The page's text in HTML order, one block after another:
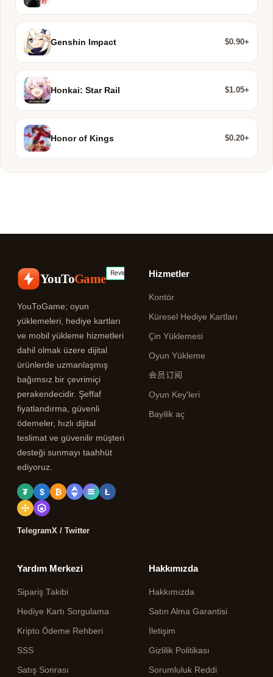
Genshin Impact $0.90+
Honkai: Star Rail $1.05+
Honor of Kings $0.20+
YouToGame
YouToGame; oyun
yüklemeleri, hediye kartları
ve mobil yükleme hizmetleri
dahil olmak üzere dijital
ürünlerde uzmanlaşmış
bağımsız bir çevrimiçi
perakendecidir. Şeffaf
fiyatlandırma, güvenli
ödemeler, hızlı dijital
teslimat ve güvenilir müşteri
desteği sunmayı taahhüt
ediyoruz.
₮ $ ₿ Ł
TelegramX / Twitter
Hizmetler
Kontör
Küresel Hediye Kartları
Çin Yüklemesi
Oyun Yükleme
会员订阅
Oyun Key'leri
Bayilik aç
Yardım Merkezi
Sipariş Takibi
Hediye Kartı Sorgulama
Kripto Ödeme Rehberi
SSS
Satış Sonrası
Hakkımızda
Hakkımızda
Satın Alma Garantisi
İletişim
Gizlilik Politikası
Sorumluluk Reddi